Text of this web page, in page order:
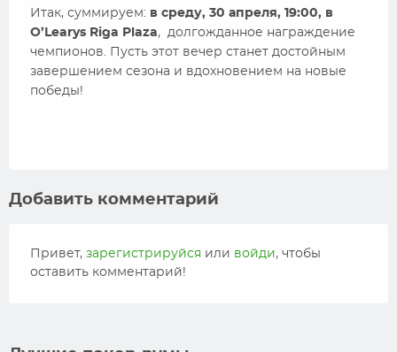
Итак, суммируем: в среду, 30 апреля, 19:00, в
O’Learys Riga Plaza, долгожданное награждение
чемпионов. Пусть этот вечер станет достойным
завершением сезона и вдохновением на новые
победы!
Добавить комментарий
Привет, зарегистрируйся или войди, чтобы
оставить комментарий!